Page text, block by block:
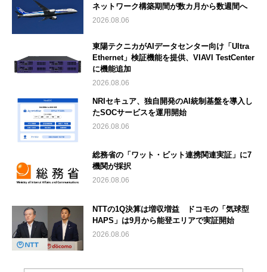
ネットワーク構築期間が数カ月から数週間へ
2026.08.06
東陽テクニカがAIデータセンター向け「Ultra
Ethernet」検証機能を提供、VIAVI TestCenter
に機能追加
2026.08.06
NRIセキュア、独自開発のAI統制基盤を導入し
たSOCサービスを運用開始
2026.08.06
総務省の「ワット・ビット連携関連実証」に7
機関が採択
2026.08.06
NTTの1Q決算は増収増益 ドコモの「気球型
HAPS」は9月から能登エリアで実証開始
2026.08.06